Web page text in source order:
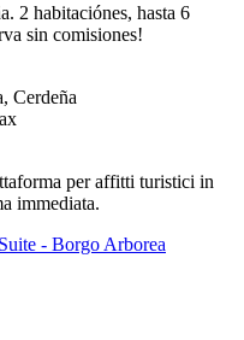
2 habitaciónes, hasta 6
sin comisiones!
Cerdeña
per affitti turistici in
immediata.
- Borgo Arborea